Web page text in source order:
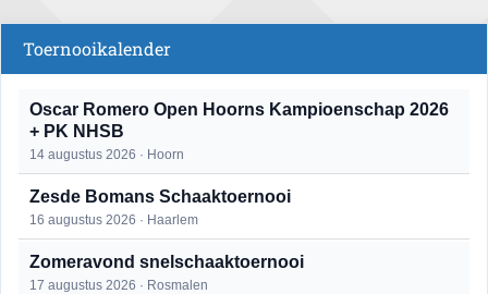
Toernooikalender
Oscar Romero Open Hoorns Kampioenschap 2026
+ PK NHSB
14 augustus 2026 · Hoorn
Zesde Bomans Schaaktoernooi
16 augustus 2026 · Haarlem
Zomeravond snelschaaktoernooi
17 augustus 2026 · Rosmalen